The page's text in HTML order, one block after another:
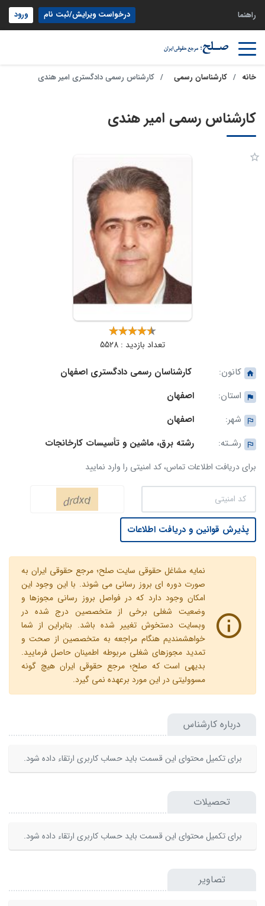
راهنما درخواست ویرایش/ثبت نام ورود
خانه کارشناسان رسمی کارشناس رسمی دادگستری امیر هندی
کارشناس رسمی امیر هندی
تعداد بازدید : 5528
کانون:
کارشناسان رسمی دادگستری اصفهان
استان:
اصفهان
شهر:
اصفهان
رشـته:
رشته برق، ماشین و تأسیسات کارخانجات
برای دریافت اطلاعات تماس، کد امنیتی را وارد نمایید
پذیرش قوانین و دریافت اطلاعات
نمایه مشاغل حقوقی سایت صلح؛ مرجع حقوقی ایران به
صورت دوره ای بروز رسانی می شوند. با این وجود این
امکان وجود دارد که در فواصل بروز رسانی مجوزها و
وضعیت شغلی برخی از متخصصین درج شده در
وبسایت دستخوش تغییر شده باشد. بنابراین از شما
خواهشمندیم هنگام مراجعه به متخصصین از صحت و
تمدید مجوزهای شغلی مربوطه اطمینان حاصل فرمایید.
بدیهی است که صلح؛ مرجع حقوقی ایران هیچ گونه
مسوولیتی در این مورد برعهده نمی گیرد.
درباره کارشناس
برای تکمیل محتوای این قسمت باید حساب کاربری ارتقاء داده شود.
تحصیلات
برای تکمیل محتوای این قسمت باید حساب کاربری ارتقاء داده شود.
تصاویر